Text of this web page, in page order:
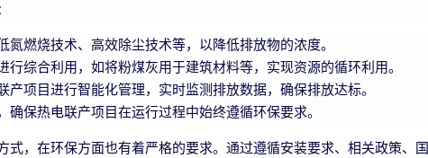
燃烧技术、高效除尘技术等，以降低排放物的浓度。
行综合利用，如将粉煤灰用于建筑材料等，实现资源的循环利用。
项目进行智能化管理，实时监测排放数据，确保排放达标。
保热电联产项目在运行过程中始终遵循环保要求。
，在环保方面也有着严格的要求。通过遵循安装要求、相关政策、